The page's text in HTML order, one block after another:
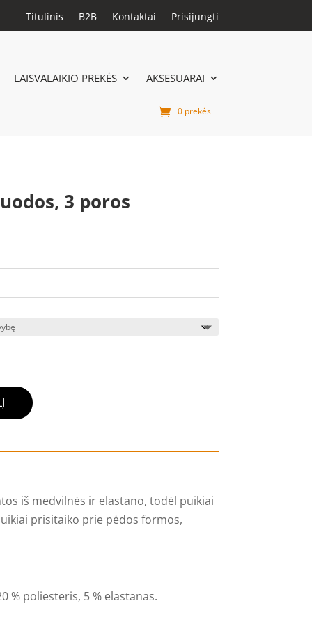
Titulinis B2B Kontaktai Prisijungti
LAISVALAIKIO PREKĖS AKSESUARAI
0 prekės
3 poros
iš medvilnės ir elastano, todėl puikiai
prisitaiko prie pėdos formos,
% poliesteris, 5 % elastanas.